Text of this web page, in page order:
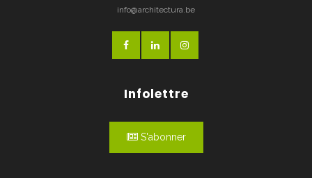
info@architectura.be
Infolettre
S'abonner